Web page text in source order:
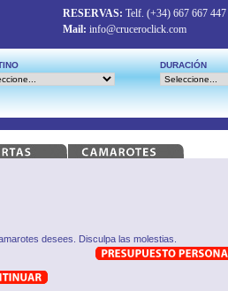
RESERVAS: Telf. (+34) 667 667 447
Mail: info@cruceroclick.com
DURACIÓN
desees. Disculpa las molestias.